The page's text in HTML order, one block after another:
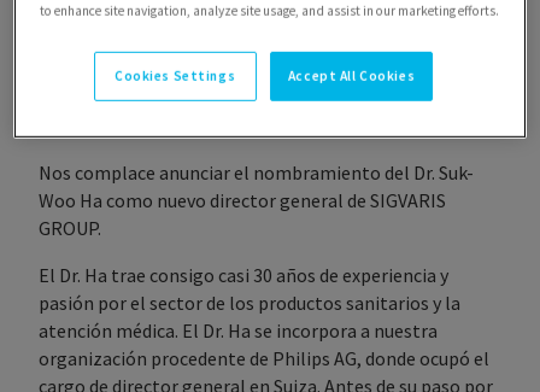
de junio de 2021
Nos complace anunciar el nombramiento del Dr. Suk-
Woo Ha como nuevo director general de SIGVARIS
GROUP.
El Dr. Ha trae consigo casi 30 años de experiencia y
pasión por el sector de los productos sanitarios y la
atención médica. El Dr. Ha se incorpora a nuestra
organización procedente de Philips AG, donde ocupó el
cargo de director general en Suiza. Antes de su paso por
to enhance site navigation, analyze site usage, and assist in our marketing efforts.
Cookies Settings Accept All Cookies